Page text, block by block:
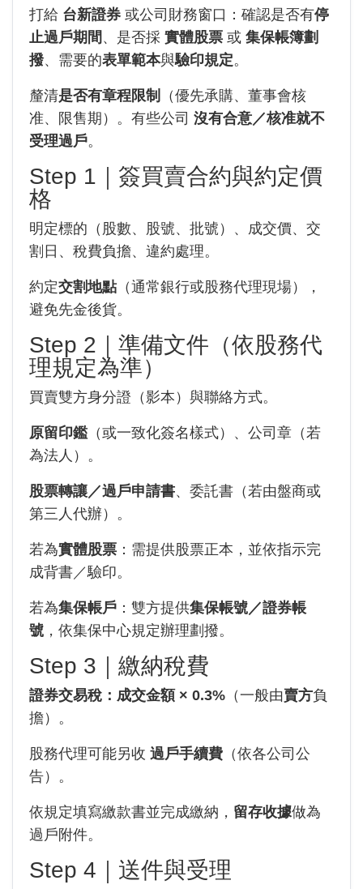
打給 台新證券 或公司財務窗口：確認是否有停
止過戶期間 、是否採 實體股票 或 集保帳簿劃
撥、需要的表單範本與驗印規定。
釐清是否有章程限制
（優先承購、董事會核
准、限售期）。有些公司 沒有合意／核准就不
受理過戶。
Step 1｜簽買賣合約與約定價
格
明定標的（股數、股號、批號）、成交價、交
割日、稅費負擔、違約處理。
約定交割地點（通常銀行或股務代理現場），
避免先金後貨。
Step 2｜準備文件（依股務代
理規定為準）
買賣雙方身分證（影本）與聯絡方式。
原留印鑑 （或一致化簽名樣式）、公司章（若
為法人）。
股票轉讓／過戶申請書、委託書（若由盤商或
第三人代辦）。
若為實體股票 ：需提供股票正本，並依指示完
成背書／驗印。
若為集保帳戶 ：雙方提供集保帳號／證券帳
號 ，依集保中心規定辦理劃撥。
Step 3｜繳納稅費
證券交易稅：成交金額 × 0.3% （一般由賣方負
擔）。
股務代理可能另收 過戶手續費 （依各公司公
告）。
依規定填寫繳款書並完成繳納， 留存收據做為
過戶附件。
Step 4｜送件與受理